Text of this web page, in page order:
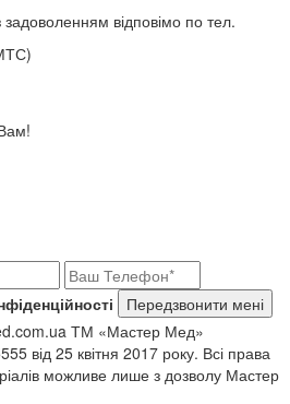
відповімо по тел.
ТМ «Мастер Мед»
від 25 квітня 2017 року. Всі права
можливе лише з дозволу Мастер